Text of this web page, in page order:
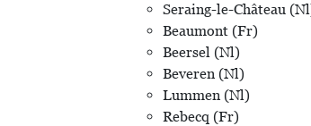
Seraing-le-Château
Beaumont (Fr)
Beersel (Nl)
Beveren (Nl)
Lummen (Nl)
Rebecq (Fr)